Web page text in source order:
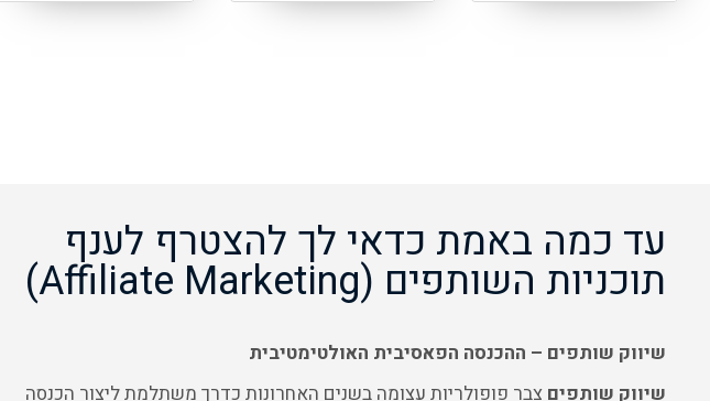
עד כמה באמת כדאי לך להצטרף לענף
תוכניות השותפים (Affiliate Marketing)
שיווק שותפים – ההכנסה הפאסיבית האולטימטיבית
שיווק שותפים צבר פופולריות עצומה בשנים האחרונות כדרך משתלמת ליצור הכנסה